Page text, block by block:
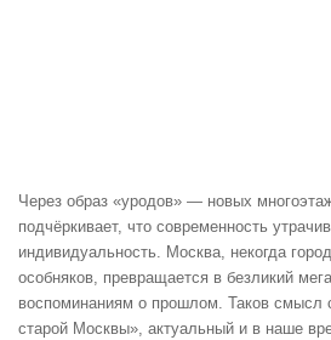
Через образ «уродов» — новых
подчёркивает, что современность
индивидуальность. Москва, некогда
особняков, превращается в безликий
воспоминаниям о прошлом. Таков смысл
старой Москвы», актуальный и в наше